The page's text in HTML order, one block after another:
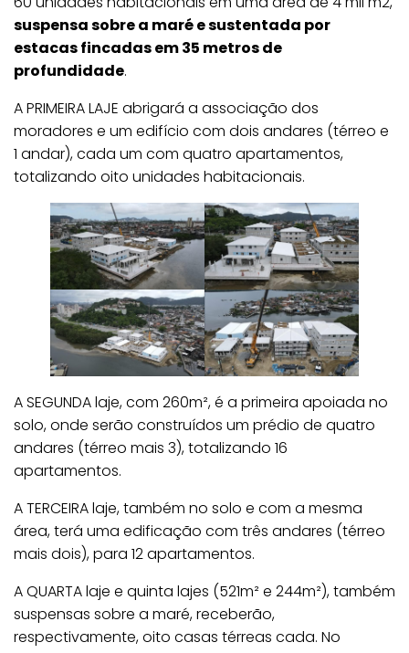
suspensa sobre a maré e sustentada por
estacas fincadas em 35 metros de
profundidade.
A PRIMEIRA LAJE abrigará a associação dos
moradores e um edifício com dois andares (térreo e
1 andar), cada um com quatro apartamentos,
totalizando oito unidades habitacionais.
A SEGUNDA laje, com 260m², é a primeira apoiada no
solo, onde serão construídos um prédio de quatro
andares (térreo mais 3), totalizando 16
apartamentos.
A TERCEIRA laje, também no solo e com a mesma
área, terá uma edificação com três andares (térreo
mais dois), para 12 apartamentos.
A QUARTA laje e quinta lajes (521m² e 244m²), também
suspensas sobre a maré, receberão,
respectivamente, oito casas térreas cada. No